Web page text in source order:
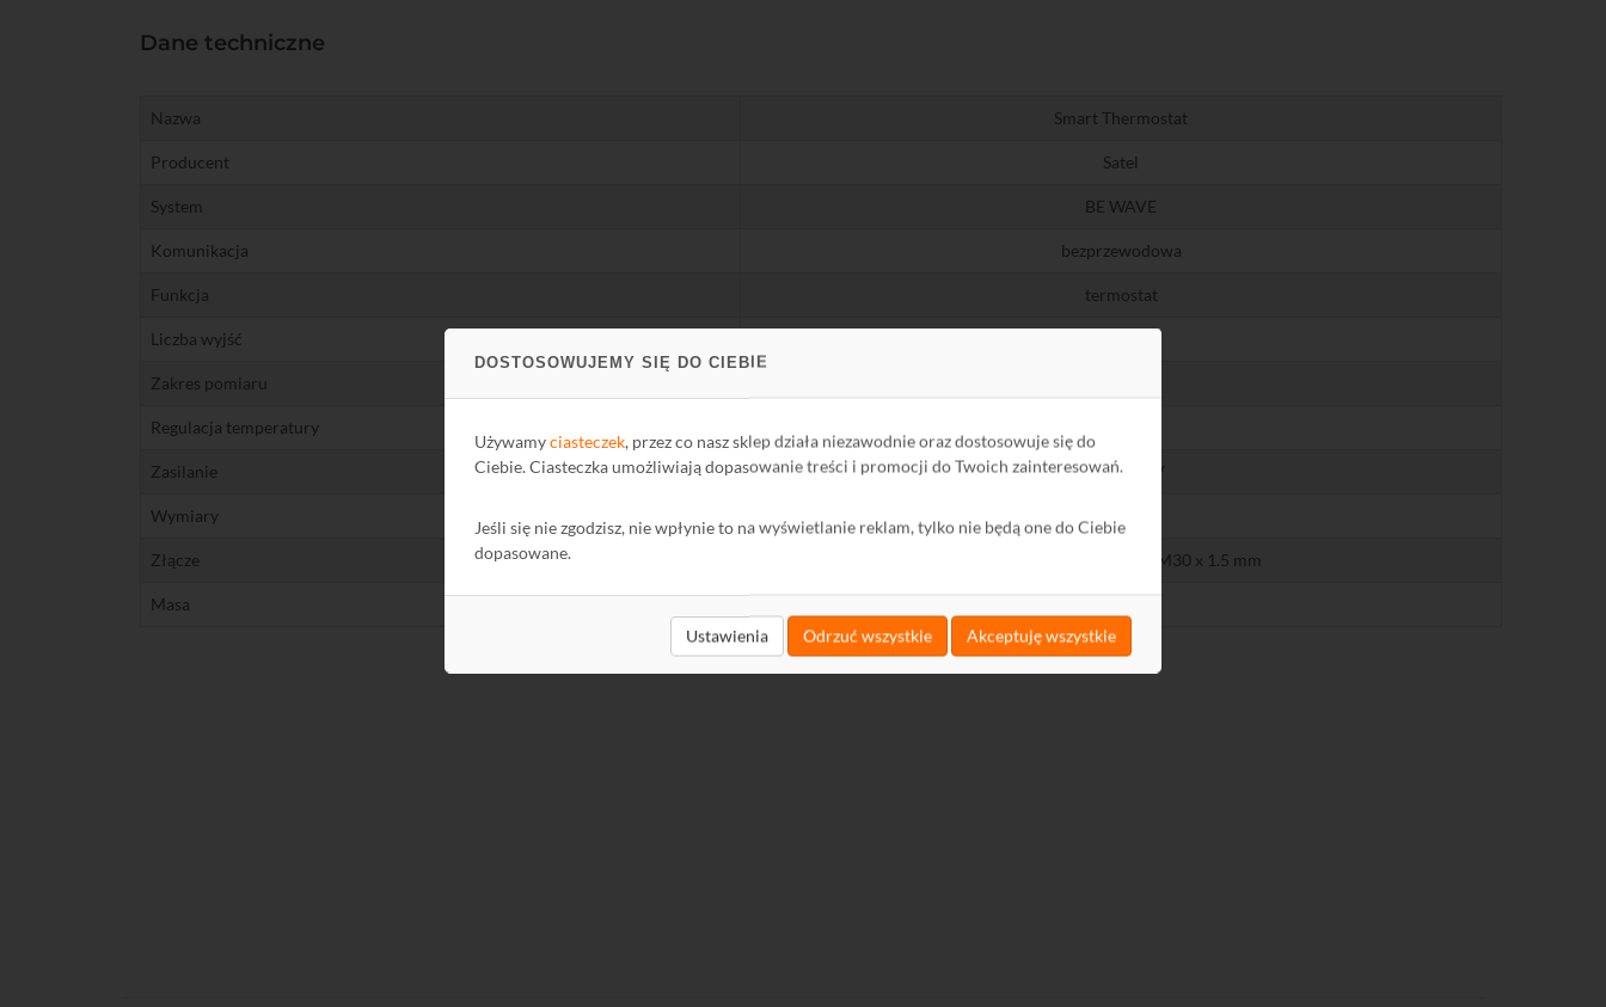
DOSTOSOWUJEMY SIĘ DO CIEBIE
Używamyciasteczek, przez co nasz sklep działa niezawodnie oraz dostosowuje się do
Ciebie. Ciasteczka umożliwiają dopasowanie treści i promocji do Twoich zainteresowań.
Jeśli się nie zgodzisz, nie wpłynie to na wyświetlanie reklam, tylko nie będą one do Ciebie
dopasowane.
Ustawienia Odrzuć wszystkie Akceptuję wszystkie
Dane techniczne
Nazwa Smart Thermostat
Producent Satel
System BE WAVE
Komunikacja bezprzewodowa
Funkcja termostat
Liczba wyjść
Zakres pomiaru
Regulacja temperatury
Zasilanie 2x AA 1,5 V
Wymiary
Złącze Danfos RA, RAV, RAVL, M30 x 1.5 mm
Masa